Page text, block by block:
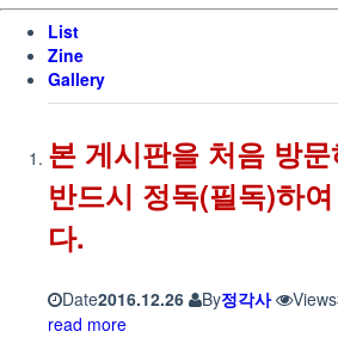
List
Zine
Gallery
본 게시판을 처음 방
반드시 정독(필독)하
다.
Date2016.12.26 By정각사 Views
read more